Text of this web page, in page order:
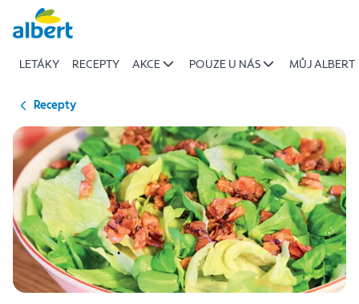
Přeskočit
LETÁKY RECEPTY AKCE POUZE U NÁS MŮJ ALBERT
Recepty